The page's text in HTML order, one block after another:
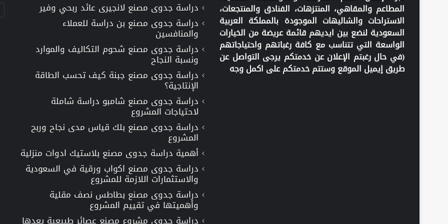
المطاعم والمقاهي، المنتزهات، الفنادق والمنتجعات،
الاستراحات والشاليهات الموجودة بالمملكة العربية
السعودية لنضع بين ايديهم قائمة عريضة من الخيارات
الواسعة التي تتناسب مع كافة رغباتهم واحتياجاتهم
(في حال رغبتم الإعلان عن خدمتكم يرجى التواصل عن
طريق إيميل الموقع وستتم خدمتكم على اكمل وجه
دراسة جدوى مصنع لانجيرى عائد ربحي وفير
دراسة جدوى مصنع بن دراسة للعملاء
والمنافسين
دراسة جدوى مصنع شحوم التكاليف والموارد
ونسبة النجاح
دراسة جدوى مصنع جبنة كيف تحسب الطاقة
الإنتاجية؟
دراسة جدوى مصنع شامبو دراسة شاملة
لاحتياجات المشروع
دراسة جدوى مصنع بلك قياس مدى نجاح وربح
المشروع
أهمية دراسة جدوى مصنع بلاستيك ادوات منزلية
دراسة جدوى مصنع اكواب ورقية في السعودية
والاستثمارات اللازمة للمشروع
دراسة جدوى مصنع بطاطس نصف مقلية
وأهميتها في تقييم المشروع
دراسة جدوى مشروع مصنع عصائر طبيعية يعدها